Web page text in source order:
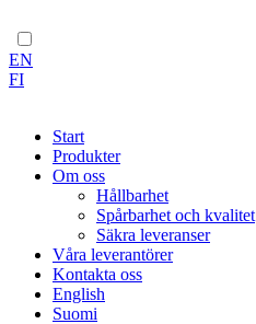
EN
FI
Start
Produkter
Om oss
Hållbarhet
Spårbarhet och kvalitet
Säkra leveranser
Våra leverantörer
Kontakta oss
English
Suomi